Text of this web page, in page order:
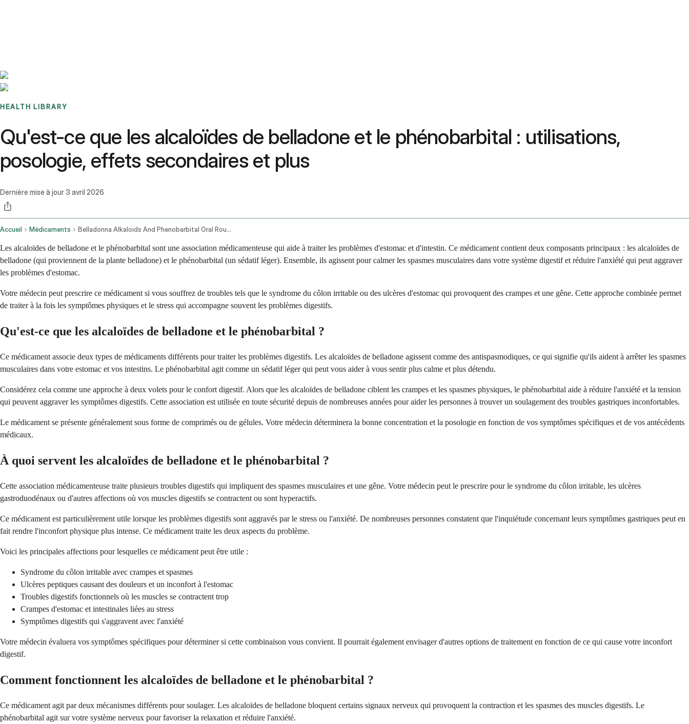
HEALTH LIBRARY
Qu'est-ce que les alcaloïdes de belladone et le phénobarbital : utilisations,
posologie, effets secondaires et plus
Dernière mise à jour3 avril 2026
Accueil Médicaments Belladonna Alkaloids And Phenobarbital Oral Route
Les alcaloïdes de belladone et le phénobarbital sont une association médicamenteuse qui aide à traiter les problèmes d'estomac et d'intestin. Ce médicament contient deux composants principaux : les alcaloïdes de
belladone (qui proviennent de la plante belladone) et le phénobarbital (un sédatif léger). Ensemble, ils agissent pour calmer les spasmes musculaires dans votre système digestif et réduire l'anxiété qui peut aggraver
les problèmes d'estomac.
Votre médecin peut prescrire ce médicament si vous souffrez de troubles tels que le syndrome du côlon irritable ou des ulcères d'estomac qui provoquent des crampes et une gêne. Cette approche combinée permet
de traiter à la fois les symptômes physiques et le stress qui accompagne souvent les problèmes digestifs.
Qu'est-ce que les alcaloïdes de belladone et le phénobarbital ?
Ce médicament associe deux types de médicaments différents pour traiter les problèmes digestifs. Les alcaloïdes de belladone agissent comme des antispasmodiques, ce qui signifie qu'ils aident à arrêter les spasmes
musculaires dans votre estomac et vos intestins. Le phénobarbital agit comme un sédatif léger qui peut vous aider à vous sentir plus calme et plus détendu.
Considérez cela comme une approche à deux volets pour le confort digestif. Alors que les alcaloïdes de belladone ciblent les crampes et les spasmes physiques, le phénobarbital aide à réduire l'anxiété et la tension
qui peuvent aggraver les symptômes digestifs. Cette association est utilisée en toute sécurité depuis de nombreuses années pour aider les personnes à trouver un soulagement des troubles gastriques inconfortables.
Le médicament se présente généralement sous forme de comprimés ou de gélules. Votre médecin déterminera la bonne concentration et la posologie en fonction de vos symptômes spécifiques et de vos antécédents
médicaux.
À quoi servent les alcaloïdes de belladone et le phénobarbital ?
Cette association médicamenteuse traite plusieurs troubles digestifs qui impliquent des spasmes musculaires et une gêne. Votre médecin peut le prescrire pour le syndrome du côlon irritable, les ulcères
gastroduodénaux ou d'autres affections où vos muscles digestifs se contractent ou sont hyperactifs.
Ce médicament est particulièrement utile lorsque les problèmes digestifs sont aggravés par le stress ou l'anxiété. De nombreuses personnes constatent que l'inquiétude concernant leurs symptômes gastriques peut en
fait rendre l'inconfort physique plus intense. Ce médicament traite les deux aspects du problème.
Voici les principales affections pour lesquelles ce médicament peut être utile :
Syndrome du côlon irritable avec crampes et spasmes
Ulcères peptiques causant des douleurs et un inconfort à l'estomac
Troubles digestifs fonctionnels où les muscles se contractent trop
Crampes d'estomac et intestinales liées au stress
Symptômes digestifs qui s'aggravent avec l'anxiété
Votre médecin évaluera vos symptômes spécifiques pour déterminer si cette combinaison vous convient. Il pourrait également envisager d'autres options de traitement en fonction de ce qui cause votre inconfort
digestif.
Comment fonctionnent les alcaloïdes de belladone et le phénobarbital ?
Ce médicament agit par deux mécanismes différents pour soulager. Les alcaloïdes de belladone bloquent certains signaux nerveux qui provoquent la contraction et les spasmes des muscles digestifs. Le
phénobarbital agit sur votre système nerveux pour favoriser la relaxation et réduire l'anxiété.